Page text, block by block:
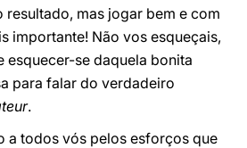
resultado, mas jogar bem e com
importante! Não vos esqueçais,
esquecer-se daquela bonita
para falar do verdadeiro
.
a todos vós pelos esforços que